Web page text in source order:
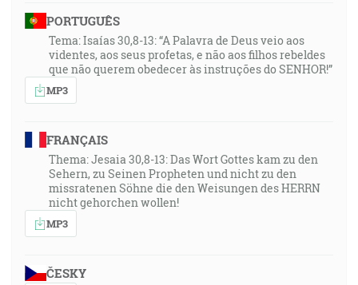
PORTUGUÊS
Tema: Isaías 30,8-13: “A Palavra de Deus veio aos
videntes, aos seus profetas, e não aos filhos rebeldes
que não querem obedecer às instruções do SENHOR!”
MP3
FRANÇAIS
Thema: Jesaia 30,8-13: Das Wort Gottes kam zu den
Sehern, zu Seinen Propheten und nicht zu den
missratenen Söhne die den Weisungen des HERRN
nicht gehorchen wollen!
MP3
ČESKY